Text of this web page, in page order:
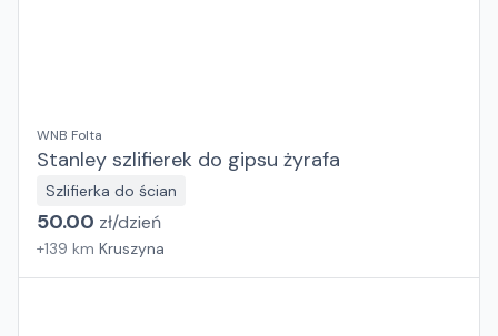
WNB Folta
Stanley szlifierek do gipsu żyrafa
Szlifierka do ścian
50.00 zł/dzień
+139 km Kruszyna